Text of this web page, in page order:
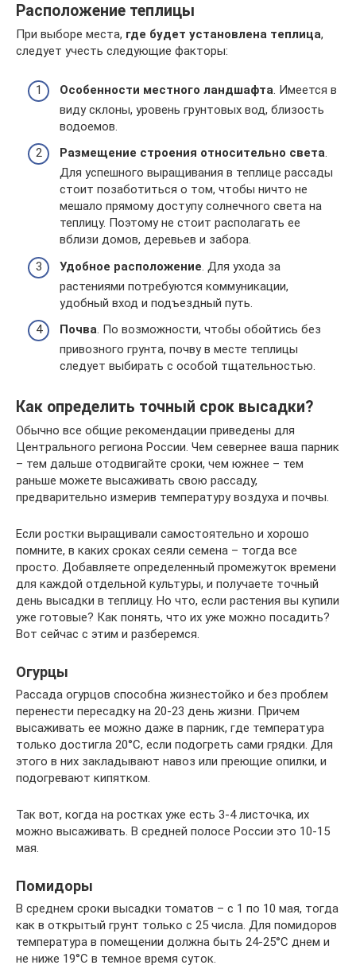
Расположение теплицы
При выборе места, где будет установлена теплица,
следует учесть следующие факторы:
Особенности местного ландшафта. Имеется в
виду склоны, уровень грунтовых вод, близость
водоемов.
Размещение строения относительно света.
Для успешного выращивания в теплице рассады
стоит позаботиться о том, чтобы ничто не
мешало прямому доступу солнечного света на
теплицу. Поэтому не стоит располагать ее
вблизи домов, деревьев и забора.
Удобное расположение. Для ухода за
растениями потребуются коммуникации,
удобный вход и подъездный путь.
Почва. По возможности, чтобы обойтись без
привозного грунта, почву в месте теплицы
следует выбирать с особой тщательностью.
Как определить точный срок высадки?
Обычно все общие рекомендации приведены для
Центрального региона России. Чем севернее ваша парник
– тем дальше отодвигайте сроки, чем южнее – тем
раньше можете высаживать свою рассаду,
предварительно измерив температуру воздуха и почвы.
Если ростки выращивали самостоятельно и хорошо
помните, в каких сроках сеяли семена – тогда все
просто. Добавляете определенный промежуток времени
для каждой отдельной культуры, и получаете точный
день высадки в теплицу. Но что, если растения вы купили
уже готовые? Как понять, что их уже можно посадить?
Вот сейчас с этим и разберемся.
Огурцы
Рассада огурцов способна жизнестойко и без проблем
перенести пересадку на 20-23 день жизни. Причем
высаживать ее можно даже в парник, где температура
только достигла 20°С, если подогреть сами грядки. Для
этого в них закладывают навоз или преющие опилки, и
подогревают кипятком.
Так вот, когда на ростках уже есть 3-4 листочка, их
можно высаживать. В средней полосе России это 10-15
мая.
Помидоры
В среднем сроки высадки томатов – с 1 по 10 мая, тогда
как в открытый грунт только с 25 числа. Для помидоров
температура в помещении должна быть 24-25°С днем и
не ниже 19°С в темное время суток.